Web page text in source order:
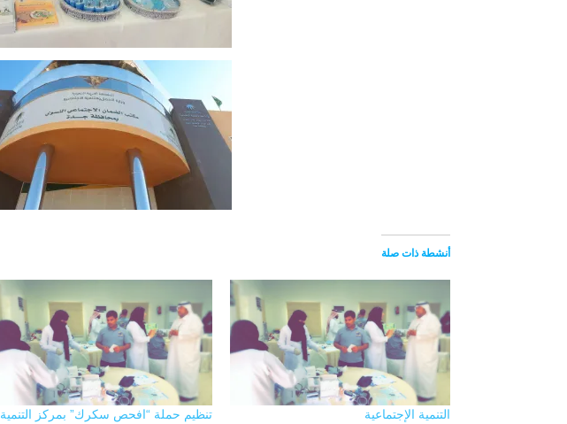
أنشطة ذات صلة
التنمية الإجتماعية
تنظيم حملة “افحص سكرك” بمركز التنمية